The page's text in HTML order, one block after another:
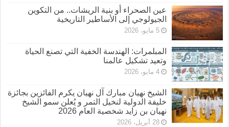
عين الصحراء أو بنية الريشات.. من التكوين
الجيولوجي إلى الأساطير التاريخية
5 مايو، 2026
المبلمرات: الهندسة الخفية التي تصنع الحياة
وتعيد تشكيل عالمنا
4 مايو، 2026
الشيخ نهيان مبارك آل نهيان يكرم الفائزين بجائزة
خليفة الدولية لنخيل التمر و يُعلن سمو الشيخ
نهيان بن زايد شخصية العام 2026
28 أبريل، 2026